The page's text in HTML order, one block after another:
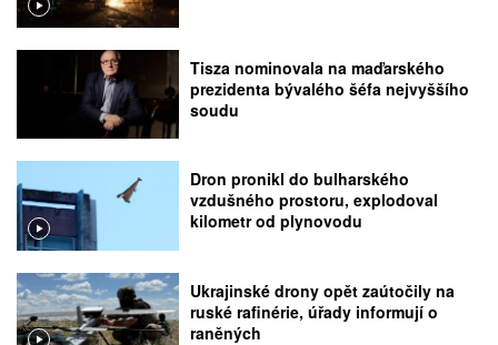
Tisza nominovala na maďarského
prezidenta bývalého šéfa nejvyššího
soudu
Dron pronikl do bulharského
vzdušného prostoru, explodoval
kilometr od plynovodu
Ukrajinské drony opět zaútočily na
ruské rafinérie, úřady informují o
raněných